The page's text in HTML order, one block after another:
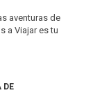
aventuras de
a Viajar es tu
DE